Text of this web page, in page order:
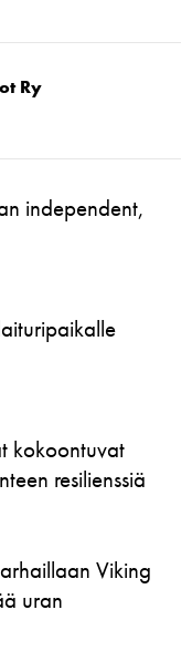
Ry
independent,
kokoontuvat
resilienssiä
Viking
uran